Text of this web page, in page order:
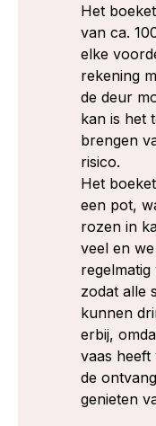
Het
van ca.
elke
rekening
de deur
kan is het
brengen
risico.
Het
een pot,
rozen in
veel en
zodat alle
kunnen
erbij,
vaas
de
genieten